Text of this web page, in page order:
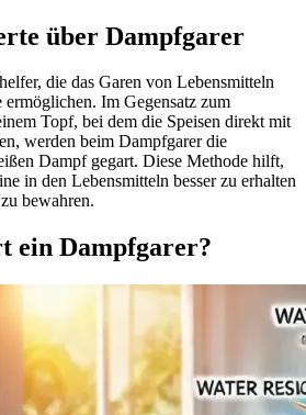
über Dampfgarer
die das Garen von Lebensmitteln
ermöglichen. Im Gegensatz zum
Topf, bei dem die Speisen direkt mit
werden beim Dampfgarer die
Dampf gegart. Diese Methode hilft,
in den Lebensmitteln besser zu erhalten
bewahren.
ein Dampfgarer?